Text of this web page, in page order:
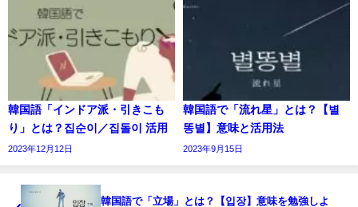
韓国語「インドア派・引きこも
り」とは？집순이／집돌이 活用
2023年12月12日
韓国語で「流れ星」とは？【별
똥별】意味と活用法
2023年9月15日
韓国語で「立場」とは？【입장】意味を勉強しよ